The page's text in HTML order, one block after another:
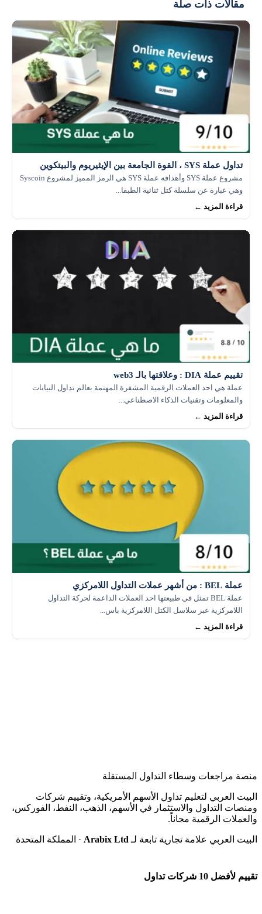
مقالات ذات صلة
تداول عملة SYS ، القوة الجامعة بين الإيثيريوم والبيتكوين
مشروع عملة SYS وأهدافه عملة SYS هي الرمز المميز لمشروع Syscoin
وهي عبارة عن سلسلة كتل ثنائية الطبقا...
قراءة المزيد ←
تقييم عملة DIA : وعلاقتها بالـ web3
عملة هي احد العملات الرقمية المشفرة المهتمة بعالم تداول البيانات
والمعلومات وتقنيات الذكاء الاصطناعي...
قراءة المزيد ←
عملة BEL : من أشهر عملات التداول اللامركزي
عملة BEL تمثل في طبيعتها احد العملات الداعمة لحركة التداول
اللامركزية عبر سلاسل الكتل اللامركزية باس...
قراءة المزيد ←
منصة مراجعات وسطاء التداول المستقلة
البيت العربي لتعليم تداول الأسهم الأمريكية، وتقييم شركات
ومنصات التداول والاستثمار في الأسهم، الذهب، النفط، الفوركس،
والعملات الرقمية مجاناً.
البيت العربي علامة تجارية تابعة لـ Arabix Ltd · المملكة المتحدة
تقييم لأفضل 10 شركات تداول